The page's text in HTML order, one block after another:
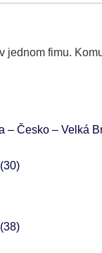
jednom fimu.
– Česko – Velká
30
38